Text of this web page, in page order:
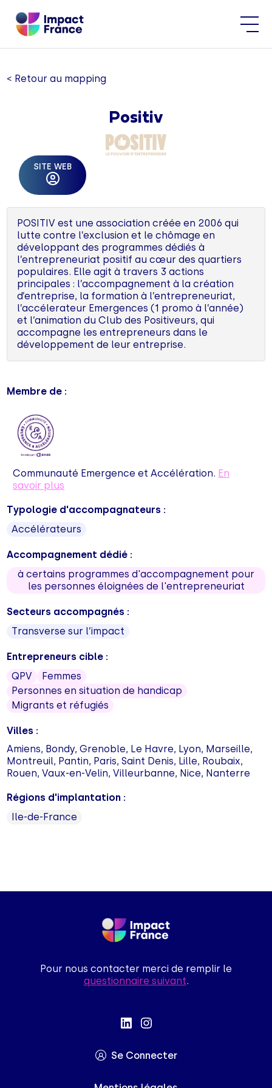
< Retour au mapping
Positiv
SITE WEB
POSITIV est une association créée en 2006 qui
lutte contre l’exclusion et le chômage en
développant des programmes dédiés à
l’entrepreneuriat positif au cœur des quartiers
populaires. Elle agit à travers 3 actions
principales : l’accompagnement à la création
d’entreprise, la formation à l’entrepreneuriat,
l’accélerateur Emergences (1 promo à l’année)
et l’animation du Club des Positiveurs, qui
accompagne les entrepreneurs dans le
développement de leur entreprise.
Membre de :
Communauté Emergence et Accélération. En
savoir plus
Typologie d'accompagnateurs :
Accélérateurs
Accompagnement dédié :
à certains programmes d'accompagnement pour
les personnes éloignées de l'entrepreneuriat
Secteurs accompagnés :
Transverse sur l’impact
Entrepreneurs cible :
QPV
Femmes
Personnes en situation de handicap
Migrants et réfugiés
Villes :
Amiens, Bondy, Grenoble, Le Havre, Lyon, Marseille,
Montreuil, Pantin, Paris, Saint Denis, Lille, Roubaix,
Rouen, Vaux-en-Velin, Villeurbanne, Nice, Nanterre
Régions d'implantation :
Ile-de-France
Pour nous contacter merci de remplir le
questionnaire suivant.
Se Connecter